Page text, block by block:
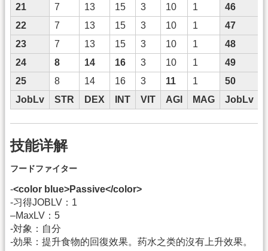
21
7 13 15 3 10 1 46
22
7 13 15 3 10 1 47
23
7 13 15 3 10 1 48
24
8 14 16 3 10 1 49
25
8 14 16 3 11 1 50
JobLv
STR DEX INT VIT AGI MAG JobLv
技能详解
フードファイター
-<color blue>Passive</color>
-习得JOBLV：1
–MaxLV：5
-対象：自分
-効果：提升食物的回復效果。药水之类的沒有上升效果。